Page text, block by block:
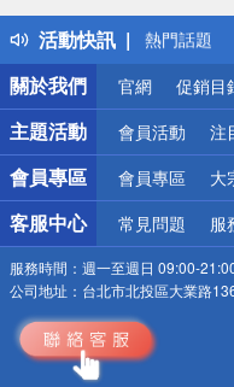
活動快訊
得獎公告
熱門話題
銀行優惠
偏遠地區配
詐騙網頁
關於我們
官網 促銷目
主題活動 會員活動 注
會員專區 會員專區 大
客服中心 常見問題 服
服務時間： 週一至週日 09:00-
公司地址： 台北市北投區大業路